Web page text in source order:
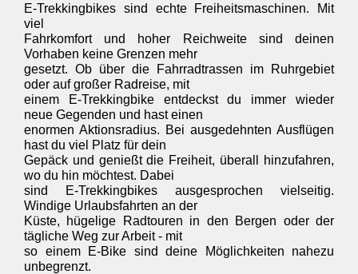
E-Trekkingbikes sind echte Freiheitsmaschinen. Mit
viel
Fahrkomfort und hoher Reichweite sind deinen
Vorhaben keine Grenzen mehr
gesetzt. Ob über die Fahrradtrassen im Ruhrgebiet
oder auf großer Radreise, mit
einem E-Trekkingbike entdeckst du immer wieder
neue Gegenden und hast einen
enormen Aktionsradius. Bei ausgedehnten Ausflügen
hast du viel Platz für dein
Gepäck und genießt die Freiheit, überall hinzufahren,
wo du hin möchtest. Dabei
sind E-Trekkingbikes ausgesprochen vielseitig.
Windige Urlaubsfahrten an der
Küste, hügelige Radtouren in den Bergen oder der
tägliche Weg zur Arbeit - mit
so einem E-Bike sind deine Möglichkeiten nahezu
unbegrenzt.